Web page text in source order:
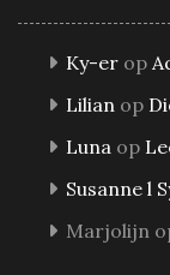
Ky-er op
Lilian op
Luna op
Susanne l
Marjolijn